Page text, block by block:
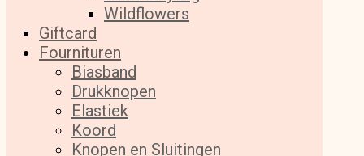
Wildflowers
Giftcard
Fournituren
Biasband
Drukknopen
Elastiek
Koord
Knopen en Sluitingen